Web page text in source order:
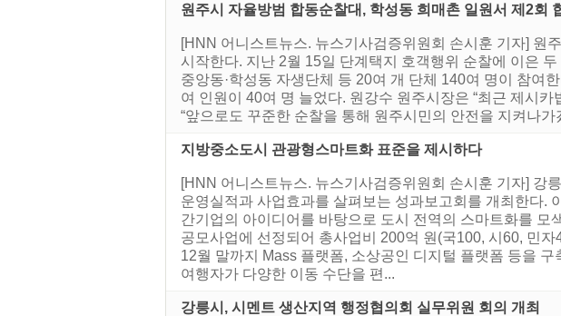
원주시 자율방범 합동순찰대, 학성동 희매촌 일원서 제2회
[HNN 어니스트뉴스. 뉴스기사검증위원회 손시훈 기자] 원
시작한다. 지난 2월 15일 단계택지 호객행위 순찰에 이은
중앙동·학성동 자생단체 등 20여 개 단체 140여 명이 참여
여 인원이 40여 명 늘었다. 원강수 원주시장은 “최근 제시
“앞으로도 꾸준한 순찰을 통해 원주시민의 안전을 지켜나
지방중소도시 관광형스마트화 표준을 제시하다
[HNN 어니스트뉴스. 뉴스기사검증위원회 손시훈 기자] 강
운영실적과 사업효과를 살펴보는 성과보고회를 개최한다.
간기업의 아이디어를 바탕으로 도시 전역의 스마트화를
공모사업에 선정되어 총사업비 200억 원(국100, 시60, 민
12월 말까지 Mass 플랫폼, 소상공인 디지털 플랫폼 등을
여행자가 다양한 이동 수단을 편...
강릉시, 시멘트 생산지역 행정협의회 실무위원 회의 개최